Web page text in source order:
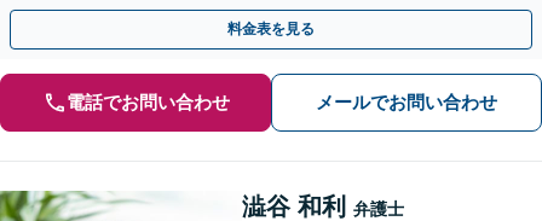
盗撮・薬物犯罪など幅広い分野に対応可能です！
料金表を見る
電話でお問い合わせ メールでお問い合わせ
澁谷 和利 弁護士